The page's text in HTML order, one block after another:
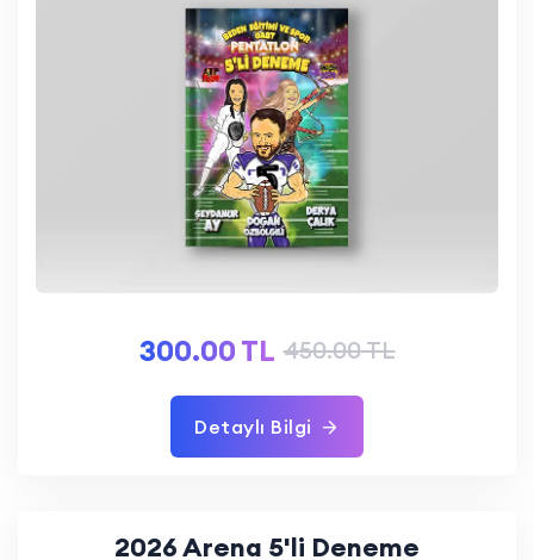
300.00 TL 450.00 TL
Detaylı Bilgi
2026 Arena 5'li Deneme